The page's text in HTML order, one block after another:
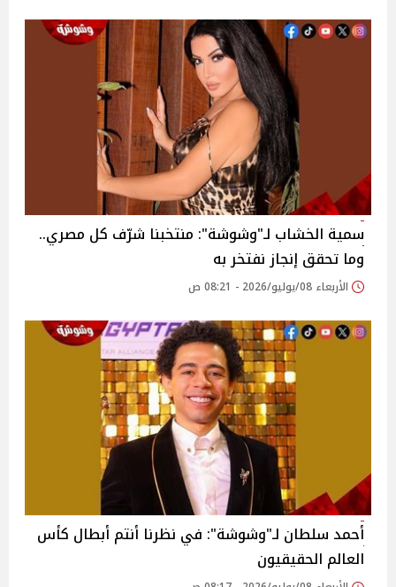
سمية الخشاب لـ"وشوشة": منتخبنا شرّف كل مصري..
وما تحقق إنجاز نفتخر به
الأربعاء 08/يوليو/2026 - 08:21 ص
أحمد سلطان لـ"وشوشة": في نظرنا أنتم أبطال كأس
العالم الحقيقيون